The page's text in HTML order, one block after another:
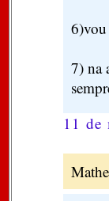
7) na
11 de